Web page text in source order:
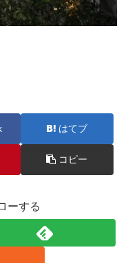
はてブ
コピー
ーする